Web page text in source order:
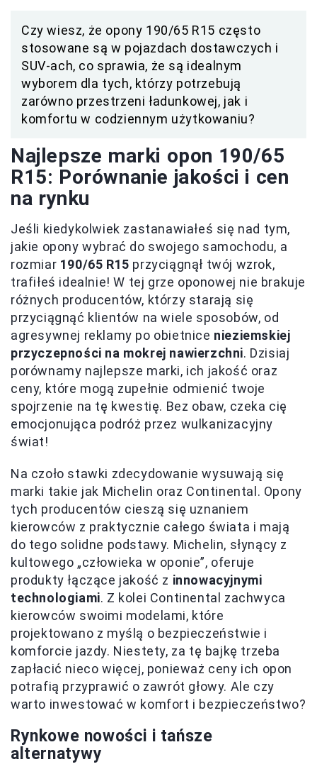
Czy wiesz, że opony 190/65 R15 często
stosowane są w pojazdach dostawczych i
SUV-ach, co sprawia, że są idealnym
wyborem dla tych, którzy potrzebują
zarówno przestrzeni ładunkowej, jak i
komfortu w codziennym użytkowaniu?
Najlepsze marki opon 190/65
R15: Porównanie jakości i cen
na rynku
Jeśli kiedykolwiek zastanawiałeś się nad tym,
jakie opony wybrać do swojego samochodu, a
rozmiar 190/65 R15 przyciągnął twój wzrok,
trafiłeś idealnie! W tej grze oponowej nie brakuje
różnych producentów, którzy starają się
przyciągnąć klientów na wiele sposobów, od
agresywnej reklamy po obietnice nieziemskiej
przyczepności na mokrej nawierzchni. Dzisiaj
porównamy najlepsze marki, ich jakość oraz
ceny, które mogą zupełnie odmienić twoje
spojrzenie na tę kwestię. Bez obaw, czeka cię
emocjonująca podróż przez wulkanizacyjny
świat!
Na czoło stawki zdecydowanie wysuwają się
marki takie jak Michelin oraz Continental. Opony
tych producentów cieszą się uznaniem
kierowców z praktycznie całego świata i mają
do tego solidne podstawy. Michelin, słynący z
kultowego „człowieka w oponie”, oferuje
produkty łączące jakość z innowacyjnymi
technologiami. Z kolei Continental zachwyca
kierowców swoimi modelami, które
projektowano z myślą o bezpieczeństwie i
komforcie jazdy. Niestety, za tę bajkę trzeba
zapłacić nieco więcej, ponieważ ceny ich opon
potrafią przyprawić o zawrót głowy. Ale czy
warto inwestować w komfort i bezpieczeństwo?
Rynkowe nowości i tańsze
alternatywy